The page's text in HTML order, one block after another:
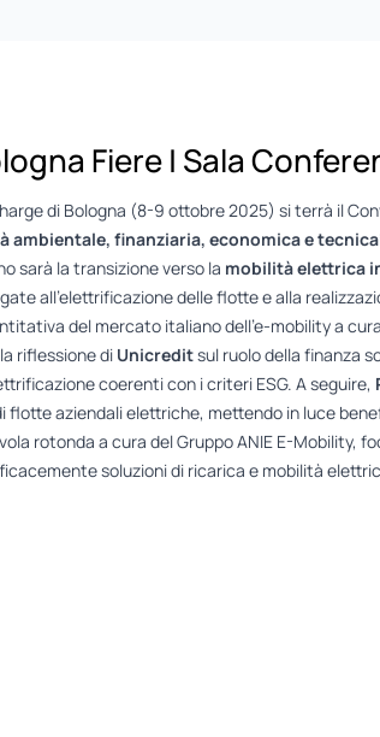
Fiere | Sala
di Bologna (8-9 ottobre 2025) si terrà il
ambientale, finanziaria, economica e
sarà la transizione verso la mobilità elettrica
all’elettrificazione delle flotte e alla
del mercato italiano dell’e-mobility a cura
riflessione di Unicreditsul ruolo della finanza
coerenti con i criteri ESG. A seguire,
flotte aziendali elettriche, mettendo in luce
rotonda a cura del Gruppo ANIE E-Mobility,
soluzioni di ricarica e mobilità